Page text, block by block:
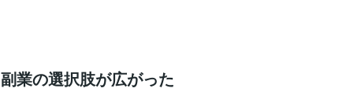
副業の選択肢が広がった